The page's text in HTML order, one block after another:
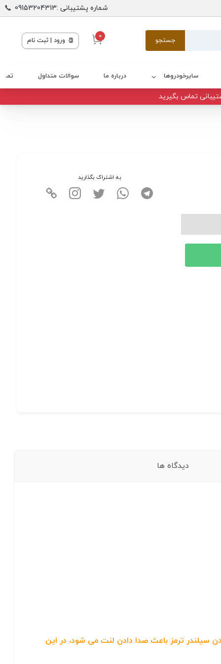
شماره پشتیبانی :09153204313
جستجو 0 ورود | ثبت نام
سایرخودروها درباره ما سوالات متداول
تماس بگیرید
به اشتراک بگذارید
دیدگاه ها
سیلندر ترمز باعث صدا دادن لنت می شود، در این